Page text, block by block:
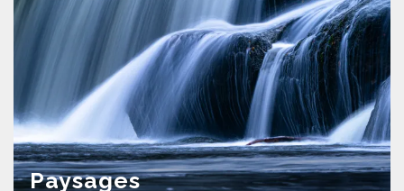
Paysages